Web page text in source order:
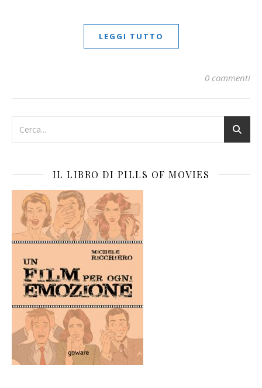
LEGGI TUTTO
0 commenti
IL LIBRO DI PILLS OF MOVIES